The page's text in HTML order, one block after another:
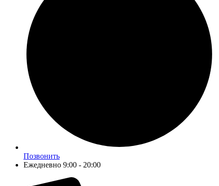
Позвонить
Ежедневно 9:00 - 20:00